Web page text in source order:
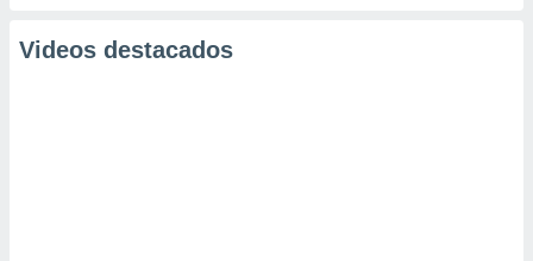
Videos destacados